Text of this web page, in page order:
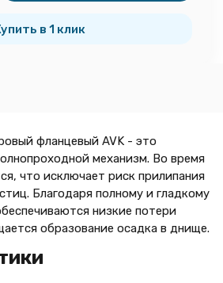
в 1 клик
фланцевый AVK - это
механизм. Во время
что исключает риск прилипания
Благодаря полному и гладкому
низкие потери
образование осадка в днище.